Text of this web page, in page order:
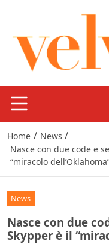
Home / News /
Nasce con due code e
“miracolo
News
Nasce con due
Skypper è il